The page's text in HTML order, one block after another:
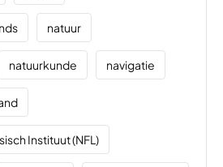
natuur
natuurkunde navigatie
Instituut (NFL)